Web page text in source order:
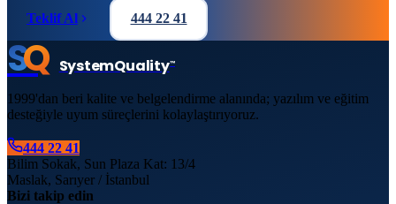
Teklif Al 444 22 41
SQ SystemQuality™
1999'dan beri kalite ve belgelendirme alanında; yazılım ve eğitim
desteğiyle uyum süreçlerini kolaylaştırıyoruz.
444 22 41
Bilim Sokak, Sun Plaza Kat: 13/4
Maslak, Sarıyer / İstanbul
Bizi takip edin